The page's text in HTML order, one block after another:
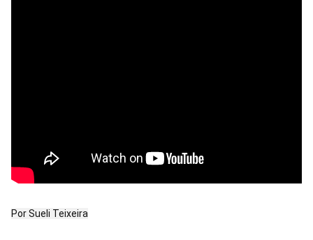
Por Sueli Teixeira